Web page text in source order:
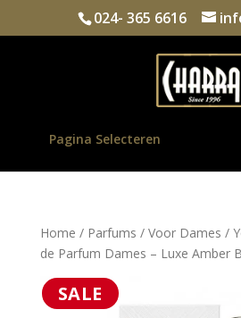
024- 365 6616
Pagina Selecteren
Home / Parfums / Voor Dames /
de Parfum Dames – Luxe Amber
SALE